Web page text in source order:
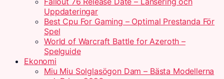
Uppdateringar
Best Cpu For Gaming – Optimal Prestanda För
Spel
World of Warcraft Battle for Azeroth –
Spelguide
Ekonomi
Miu Miu Solglasögon Dam – Bästa Modellerna